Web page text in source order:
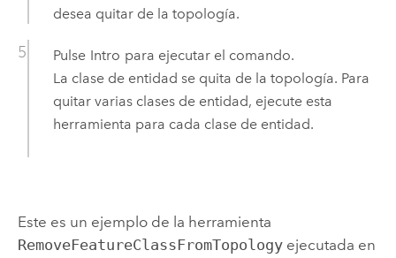
desea quitar de la topología.
Pulse Intro para ejecutar el comando.
La clase de entidad se quita de la topología. Para
quitar varias clases de entidad, ejecute esta
herramienta para cada clase de entidad.
Este es un ejemplo de la herramienta
RemoveFeatureClassFromTopologyejecutada en